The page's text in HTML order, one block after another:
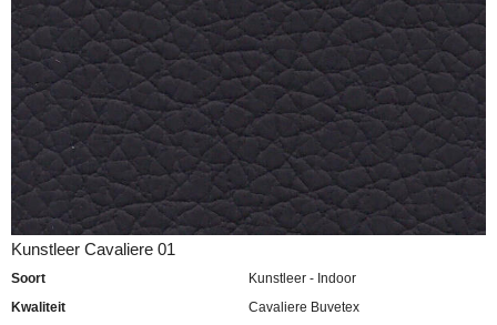
Kunstleer Cavaliere 01
Soort
Kunstleer - Indoor
Kwaliteit
Cavaliere Buvetex